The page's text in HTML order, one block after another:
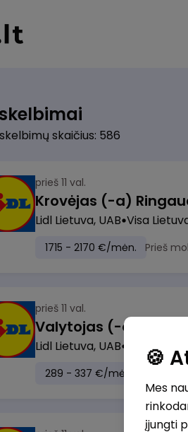
skaičius: 586
prieš 11 val.
Lidl Lietuva, UAB Visa
1715 - 2170 €/mėn. Prieš
prieš 11 val.
Lidl Lietuva, UAB Marijampolė
289 - 337 €/mėn.
🍪
Mes
įjungti